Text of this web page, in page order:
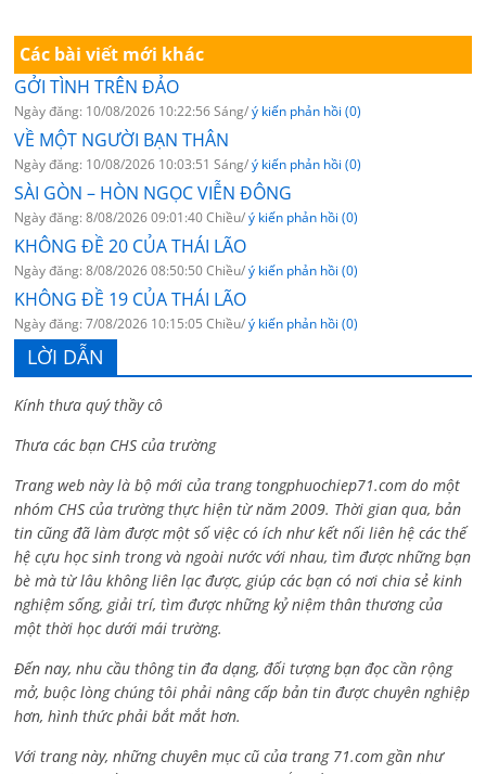
Các bài viết mới khác
GỞI TÌNH TRÊN ĐẢO
Ngày đăng: 10/08/2026 10:22:56 Sáng/ý kiến phản hồi (0)
VỀ MỘT NGƯỜI BẠN THÂN
Ngày đăng: 10/08/2026 10:03:51 Sáng/ý kiến phản hồi (0)
SÀI GÒN – HÒN NGỌC VIỄN ĐÔNG
Ngày đăng: 8/08/2026 09:01:40 Chiều/ý kiến phản hồi (0)
KHÔNG ĐỀ 20 CỦA THÁI LÃO
Ngày đăng: 8/08/2026 08:50:50 Chiều/ý kiến phản hồi (0)
KHÔNG ĐỀ 19 CỦA THÁI LÃO
Ngày đăng: 7/08/2026 10:15:05 Chiều/ý kiến phản hồi (0)
LỜI DẪN
Kính thưa quý thầy cô
Thưa các bạn CHS của trường
Trang web này là bộ mới của trang tongphuochiep71.com do một
nhóm CHS của trường thực hiện từ năm 2009. Thời gian qua, bản
tin cũng đã làm được một số việc có ích như kết nối liên hệ các thế
hệ cựu học sinh trong và ngoài nước với nhau, tìm được những bạn
bè mà từ lâu không liên lạc được, giúp các bạn có nơi chia sẻ kinh
nghiệm sống, giải trí, tìm được những kỷ niệm thân thương của
một thời học dưới mái trường.
Đến nay, nhu cầu thông tin đa dạng, đối tượng bạn đọc cần rộng
mở, buộc lòng chúng tôi phải nâng cấp bản tin được chuyên nghiệp
hơn, hình thức phải bắt mắt hơn.
Với trang này, những chuyên mục cũ của trang 71.com gần như